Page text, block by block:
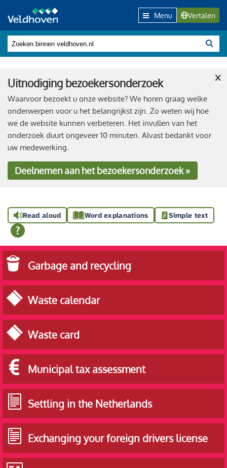
Menu Vertalen
Uitnodiging bezoekersonderzoek
Waarvoor bezoekt u onze website? We horen graag welke
onderwerpen voor u het belangrijkst zijn. Zo weten wij hoe
we de website kunnen verbeteren. Het invullen van het
onderzoek duurt ongeveer 10 minuten. Alvast bedankt voor
uw medewerking.
Deelnemenaan het bezoekersonderzoek »
×
Read aloud Word explanations Simple text
Municipality of Veldhoven
Garbage and recycling
Waste calendar
Waste card
Municipal tax assessment
Settling in the Netherlands
Exchanging your foreign drivers license